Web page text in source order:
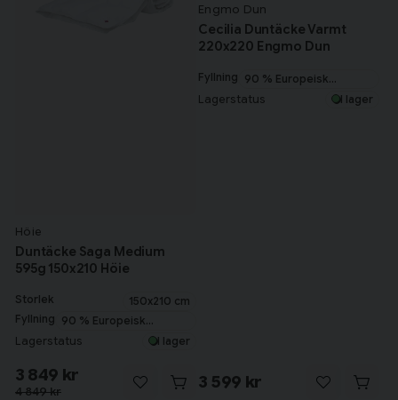
Höie
Duntäcke Saga Medium
595g 150x210 Höie
Storlek
150x210 cm
Fyllning 90 % Europeisk
myskanddun
Lagerstatus I lager
4 849 kr
3 849 kr
Engmo Dun
Cecilia Duntäcke Varmt
220x220 Engmo Dun
Fyllning 90 % Europeisk
myskanddun
Lagerstatus I lager
3 599 kr